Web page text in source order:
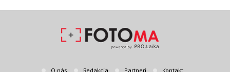
O nás Redakcia Partneri Kontakt